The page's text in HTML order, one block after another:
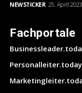
NEWSTICKER 25. April 2023
Fachportale
Personalleiter.today